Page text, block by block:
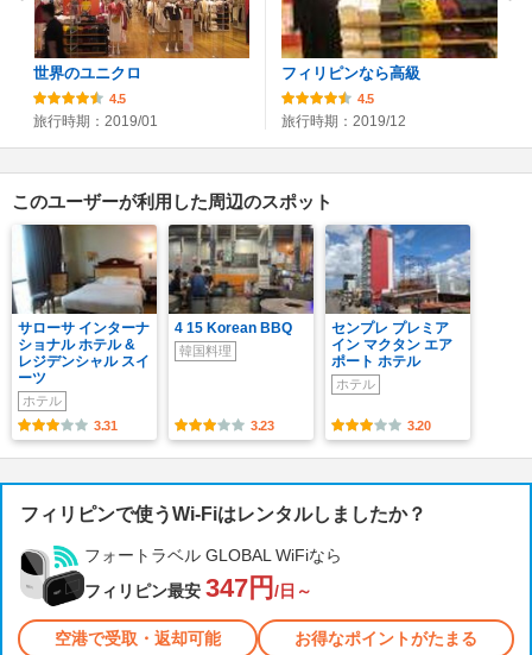
世界のユニクロ
4.5
旅行時期：2019/01
フィリピンなら高級
4.5
旅行時期：2019/12
このユーザーが利用した周辺のスポット
サローサ インターナ
ショナル ホテル &
レジデンシャル スイ
ーツ
ホテル
3.31
4 15 Korean BBQ
韓国料理
3.23
センプレ プレミア
イン マクタン エア
ポート ホテル
ホテル
3.20
フィリピンで使うWi-Fiはレンタルしましたか？
フォートラベル GLOBAL WiFiなら
フィリピン最安 347円 /日～
空港で受取・返却可能 お得なポイントがたまる